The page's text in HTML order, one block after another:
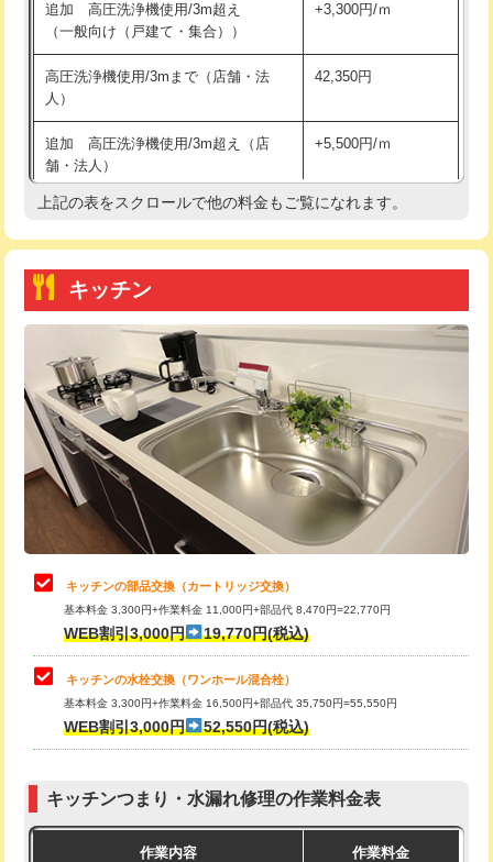
交換・取付（その他部品） 11,000円+材料費
持込商品取付（単水栓） 13,200円
持込商品取付（混合水栓）
持込商品取付（浄水器・分岐水栓） 16,500円
持込商品取付（温水洗浄便座） 22,000円
持込商品取付（普通便座⇔温水洗浄便
22,000円
給水管工事※（ホール加工)
給水管工事※（バンド止め) 3,300円
給水管工事※（支持金具設置) 5,500円
給水管工事※（保温材使用（バンド止
め込み）)
5,500円
給水管工事※（土の掘削・埋め戻し作
11,000円
給水管工事※（塩ビ管（VP・HI）使
用/3ｍまで)
給水管工事※（塩ビ管（VP・HI）使
用（追加）/3ｍ超え)
給水管工事※（ライニング鋼管・銅
管・ポリ管・HT管使用/3ｍまで)
44,000円
管・ポリ管・HT管使用/3ｍ超え)
排水管工事（土の掘削・埋め戻し作
11,000円~
追加 高圧洗浄機使用/3m超え
（一般向け（戸建て・集合））
+3,300円/ｍ
高圧洗浄機使用/3mまで（店舗・法
人）
42,350円
追加 高圧洗浄機使用/3m超え（店
舗・法人）
+5,500円/ｍ
高度高圧洗浄換 現地調査
トーラー機使用/3mまで
追加トーラー機使用/3m超え +3,300円
カメラ調査 33,000円
桝清掃 8,800円
止水・漏水調査・防水処理・清掃・修
理・調整・分解・加工など（軽作業）
11,000円
止水・漏水調査・防水処理・清掃・修
理・調整・分解・加工など（中作業）
22,000円
止水・漏水調査・防水処理・清掃・修
理・調整・分解・加工など（重作業）
33,000円
お風呂タンク脱着
その他部品の脱着
上記の表をスクロールで他の料金もご覧になれます。
キッチン
キッチンの部品交換（カートリッジ交換）
基本料金 3,300円+作業料金 11,000円+部品代 8,470円=22,770円
WEB割引3,000円 19,770円(税込)
キッチンの水栓交換（ワンホール混合栓）
基本料金 3,300円+作業料金 16,500円+部品代 35,750円=55,550円
WEB割引3,000円 52,550円(税込)
キッチンつまり・水漏れ修理の作業料金表
作業内容 作業料金